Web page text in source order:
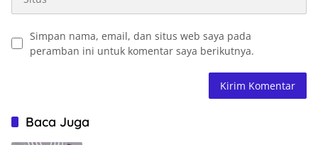
Simpan nama, email, dan situs web saya pada
peramban ini untuk komentar saya berikutnya.
Baca Juga